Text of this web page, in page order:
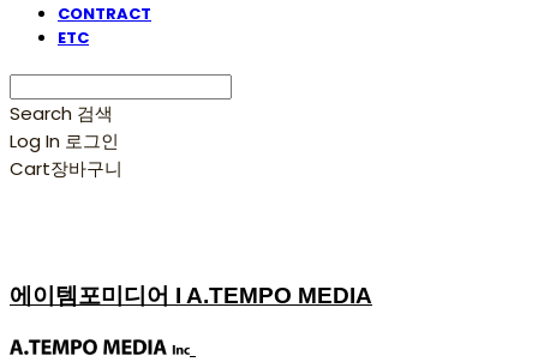
CONTRACT
ETC
Search 검색
Log In 로그인
Cart장바구니
에이템포미디어 I A.TEMPO MEDIA